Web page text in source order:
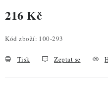
216 Kč
Kód zboží: 100-293
Tisk Zeptat se